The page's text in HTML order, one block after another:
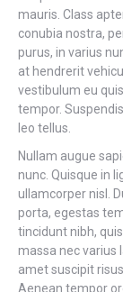
mauris. Class
conubia nostra,
purus, in varius
at hendrerit
vestibulum eu
tempor.
leo tellus.
Nullam augue
nunc. Quisque in
ullamcorper nisl.
porta, egestas
tincidunt nibh,
massa nec varius
amet suscipit
Aenean tempor